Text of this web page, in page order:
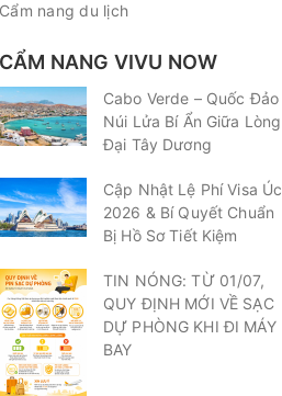
Cẩm nang du lịch
CẨM NANG VIVU NOW
Cabo Verde – Quốc Đảo
Núi Lửa Bí Ẩn Giữa Lòng
Đại Tây Dương
Cập Nhật Lệ Phí Visa Úc
2026 & Bí Quyết Chuẩn
Bị Hồ Sơ Tiết Kiệm
TIN NÓNG: TỪ 01/07,
QUY ĐỊNH MỚI VỀ SẠC
DỰ PHÒNG KHI ĐI MÁY
BAY